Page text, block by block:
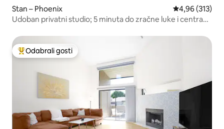
Stan – Phoenix Prosječna
4,96 (313)
Udoban privatni studio; 5 minuta do zračne luke i centra
Među najviše rangiranima s oznakom „Odabrali gosti”
Odabrali gosti